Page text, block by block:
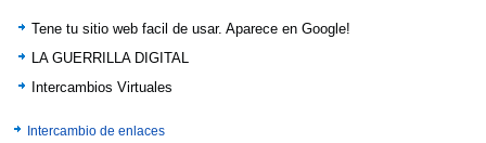
Tene tu sitio web facil de usar. Aparece en Google!
LA GUERRILLA DIGITAL
Intercambios Virtuales
Intercambio de enlaces